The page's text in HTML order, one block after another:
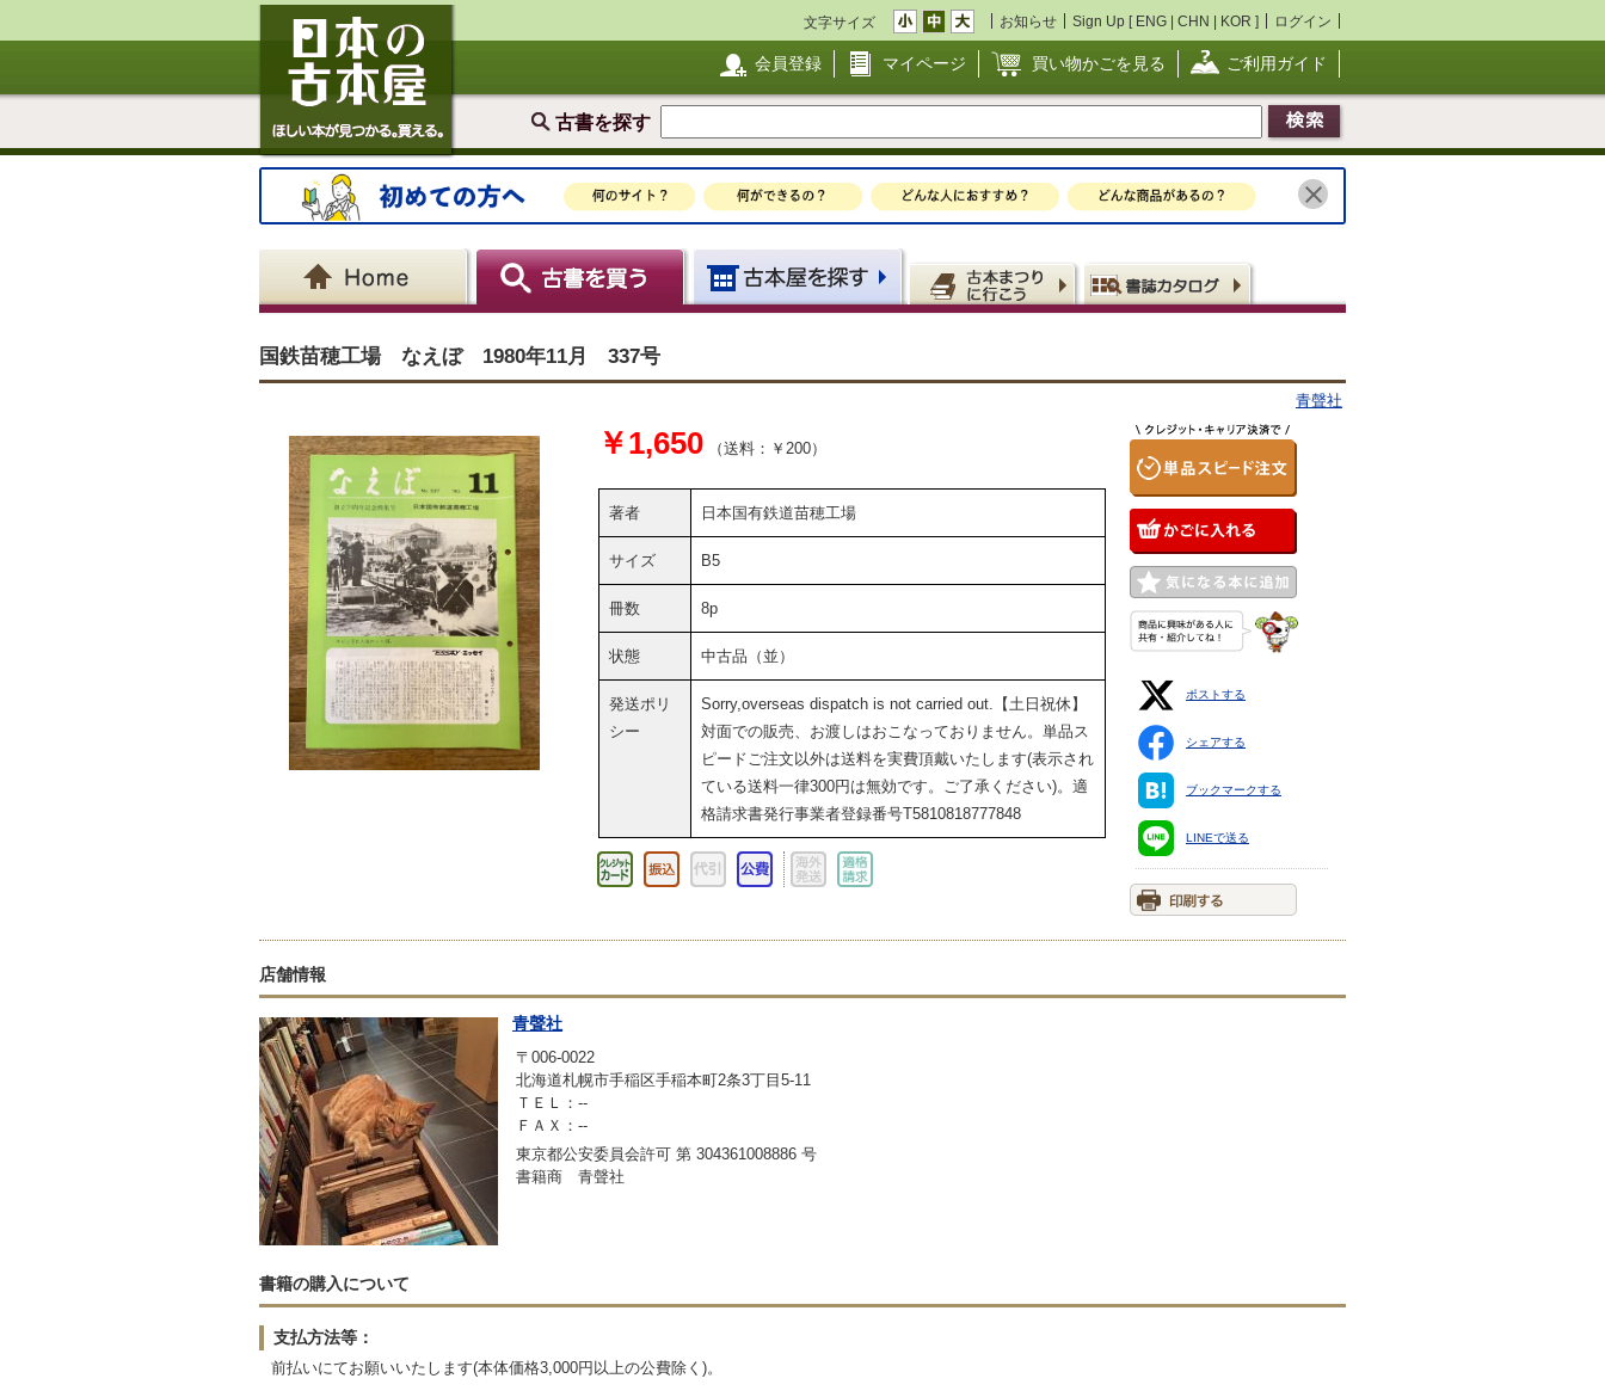
文字サイズ お知らせ Sign Up [ ENG | CHN | KOR ] ログイン
会員登録 マイページ 買い物かごを見る ご利用ガイド
古書を探す
国鉄苗穂工場 なえぼ 1980年11月 337号
青聲社
￥1,650 （送料：￥200）
著者 日本国有鉄道苗穂工場
サイズ B5
冊数 8p
状態 中古品（並）
発送ポリ
シー
Sorry,overseas dispatch is not carried out.【土日祝休】
対面での販売、お渡しはおこなっておりません。単品ス
ピードご注文以外は送料を実費頂戴いたします(表示され
ている送料一律300円は無効です。ご了承ください)。適
格請求書発行事業者登録番号T5810818777848
ポストする
シェアする
ブックマークする
LINEで送る
店舗情報
青聲社
〒006-0022
北海道札幌市手稲区手稲本町2条3丁目5-11
ＴＥＬ：--
ＦＡＸ：--
東京都公安委員会許可 第 304361008886 号
書籍商 青聲社
書籍の購入について
支払方法等：
前払いにてお願いいたします(本体価格3,000円以上の公費除く)。